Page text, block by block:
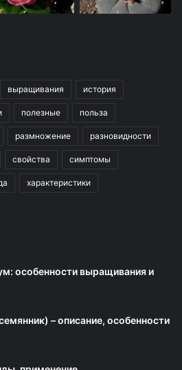
выращивания история
полезные польза
размножение разновидности
свойства симптомы
характеристики
особенности выращивания и
– описание, особенности